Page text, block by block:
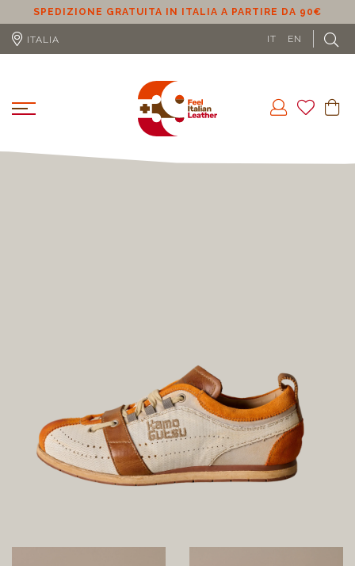
SPEDIZIONE GRATUITA IN ITALIA A PARTIRE DA 90€
ITALIA IT EN